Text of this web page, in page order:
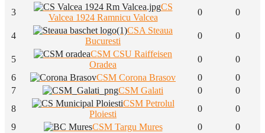
3
CS
Valcea 1924 Ramnicu Valcea
0 0
4
CSA Steaua
Bucuresti
0 0
5
CSM CSU Raiffeisen
Oradea
0
0
6
CSM Corona Brasov 0
0
7
CSM Galati 0
0
8
CSM Petrolul
Ploiesti
0
0
9
CSM Targu Mures 0
0